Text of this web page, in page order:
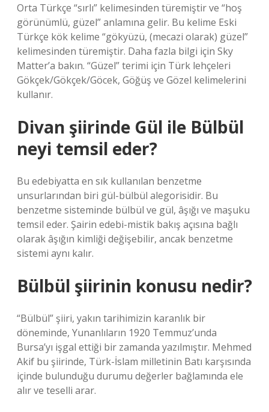
Orta Türkçe “sırlı” kelimesinden türemiştir ve “hoş
görünümlü, güzel” anlamına gelir. Bu kelime Eski
Türkçe kök kelime “gökyüzü, (mecazi olarak) güzel”
kelimesinden türemiştir. Daha fazla bilgi için Sky
Matter’a bakın. “Güzel” terimi için Türk lehçeleri
Gökçek/Gökçek/Göcek, Göğüş ve Gözel kelimelerini
kullanır.
Divan şiirinde Gül ile Bülbül
neyi temsil eder?
Bu edebiyatta en sık kullanılan benzetme
unsurlarından biri gül-bülbül alegorisidir. Bu
benzetme sisteminde bülbül ve gül, âşığı ve maşuku
temsil eder. Şairin edebi-mistik bakış açısına bağlı
olarak âşığın kimliği değişebilir, ancak benzetme
sistemi aynı kalır.
Bülbül şiirinin konusu nedir?
“Bülbül” şiiri, yakın tarihimizin karanlık bir
döneminde, Yunanlıların 1920 Temmuz’unda
Bursa’yı işgal ettiği bir zamanda yazılmıştır. Mehmed
Akif bu şiirinde, Türk-İslam milletinin Batı karşısında
içinde bulunduğu durumu değerler bağlamında ele
alır ve teselli arar.